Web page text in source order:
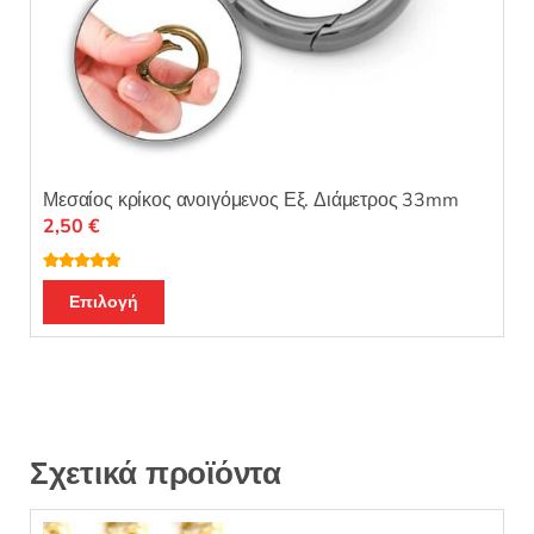
Μεσαίος κρίκος ανοιγόμενος Εξ. Διάμετρος 33mm
Βαθμολογή
θηκε με5.00
από 5
2,50 €
Επιλογή
το
Οι
επιλογές
μπορούν
Σχετικά προϊόντα